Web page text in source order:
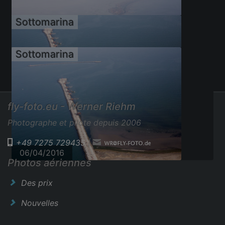
06/04/2016
06/04/2016
06/04/2016
Sottomarina
06/04/2016
Sottomarina
06/04/2016
fly-foto.eu - Werner Riehm
Photographe et pilote depuis 2006
+49 7275 729435|
Photos aériennes
Des prix
Nouvelles